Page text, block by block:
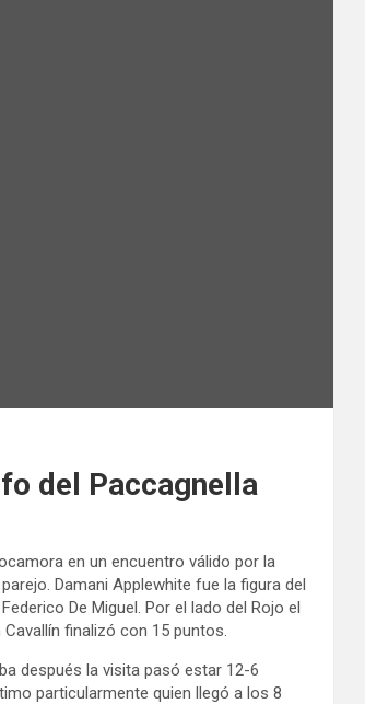
del Paccagnella
en un encuentro válido por la
Damani Applewhite fue la figura del
De Miguel. Por el lado del Rojo el
finalizó con 15 puntos.
después la visita pasó estar 12-6
particularmente quien llegó a los 8